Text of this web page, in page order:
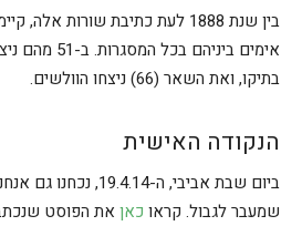
בתיקו, ואת השאר (66) ניצחו הוולשים.
הנקודה האישית
ביום שבת אביבי, ה-
שמעבר לגבול. קראו כאן את הפוסט